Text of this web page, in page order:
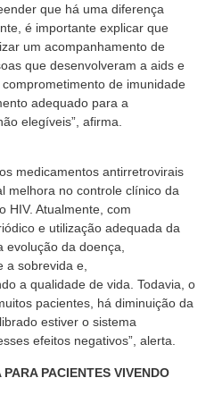
que há uma diferença
é importante explicar que
um acompanhamento de
que desenvolveram a aids e
de imunidade
adequado para a
elegíveis”, afirma.
medicamentos antirretrovirais
melhora no controle clínico da
HIV. Atualmente, com
e utilização adequada da
da doença,
a sobrevida e,
a qualidade de vida. Todavia, o
pacientes, há diminuição da
estiver o sistema
efeitos negativos”, alerta.
PACIENTES VIVENDO